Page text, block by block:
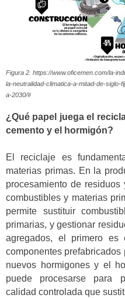
Figura 2. https://www.oficemen.com/la-
la-neutralidad-climatica-a-mitad-de-
a-2030/#
¿Qué papel juega el
cemento y el hormigón?
El reciclaje es
materias primas. En la
procesamiento de
combustibles y materias
permite sustituir
primarias, y gestionar
agregados, el primero es
componentes
nuevos hormigones y el
puede procesarse para
calidad controlada que